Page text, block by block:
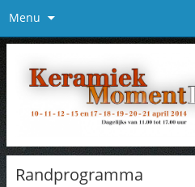
Menu
Randprogramma